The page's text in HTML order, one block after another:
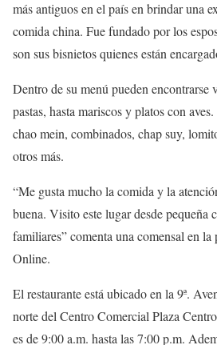
más antiguos en el país en brindar una
comida china. Fue fundado por los
son sus bisnietos quienes están
Dentro de su menú pueden encontrarse
pastas, hasta mariscos y platos con
chao mein, combinados, chap suy,
otros más.
“Me gusta mucho la comida y la
buena. Visito este lugar desde pequeña
familiares” comenta una comensal en la
Online.
El restaurante está ubicado en la 9ª.
norte del Centro Comercial Plaza
es de 9:00 a.m. hasta las 7:00 p.m.